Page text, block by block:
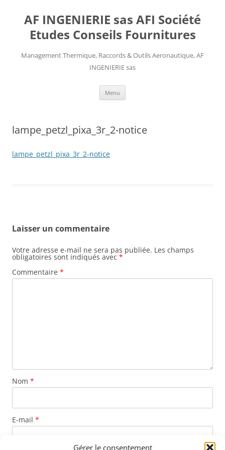
Gérer le consentement
AF INGENIERIE sas AFI Société
Etudes Conseils Fournitures
Management Thermique, Raccords & Outils Aeronautique, AF
INGENIERIE sas
Menu
lampe_petzl_pixa_3r_2-notice
lampe_petzl_pixa_3r_2-notice
Laisser un commentaire
Votre adresse e-mail ne sera pas publiée. Les champs
obligatoires sont indiqués avec *
Commentaire *
Nom *
E-mail *